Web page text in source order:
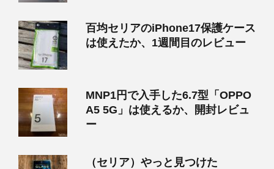
百均セリアのiPhone17保護ケース
は使えたか、1週間目のレビュー
MNP1円で入手した6.7型「OPPO
A5 5G」は使えるか、開封レビュ
ー
（セリア）やっと見つけた